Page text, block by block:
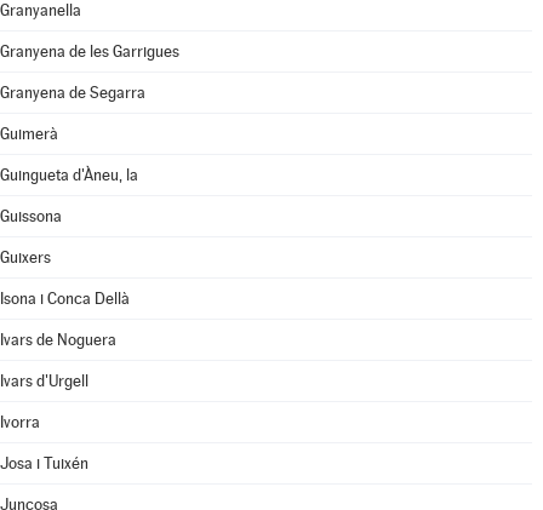
Granyanella
Granyena de les Garrigues
Granyena de Segarra
Guimerà
Guingueta d'Àneu, la
Guissona
Guixers
Isona i Conca Dellà
Ivars de Noguera
Ivars d'Urgell
Ivorra
Josa i Tuixén
Juncosa